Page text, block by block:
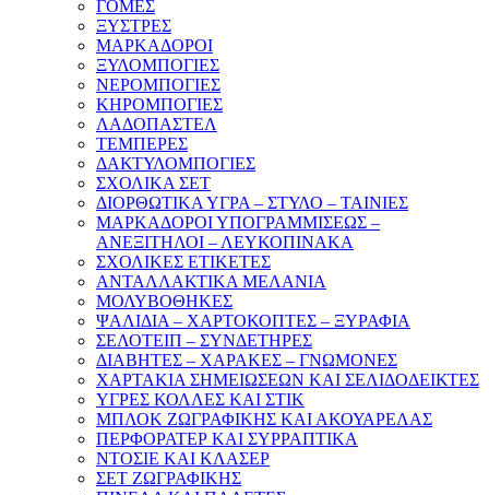
ΓΟΜΕΣ
ΞΥΣΤΡΕΣ
ΜΑΡΚΑΔΟΡΟΙ
ΞΥΛΟΜΠΟΓΙΕΣ
ΝΕΡΟΜΠΟΓΙΕΣ
ΚΗΡΟΜΠΟΓΙΕΣ
ΛΑΔΟΠΑΣΤΕΛ
ΤΕΜΠΕΡΕΣ
ΔΑΚΤΥΛΟΜΠΟΓΙΕΣ
ΣΧΟΛΙΚΑ ΣΕΤ
ΔΙΟΡΘΩΤΙΚΑ ΥΓΡΑ – ΣΤΥΛΟ – ΤΑΙΝΙΕΣ
ΜΑΡΚΑΔΟΡΟΙ ΥΠΟΓΡΑΜΜΙΣΕΩΣ –
ΑΝΕΞΙΤΗΛΟΙ – ΛΕΥΚΟΠΙΝΑΚΑ
ΣΧΟΛΙΚΕΣ ΕΤΙΚΕΤΕΣ
ΑΝΤΑΛΛΑΚΤΙΚΑ ΜΕΛΑΝΙΑ
ΜΟΛΥΒΟΘΗΚΕΣ
ΨΑΛΙΔΙΑ – ΧΑΡΤΟΚΟΠΤΕΣ – ΞΥΡΑΦΙΑ
ΣΕΛΟΤΕΙΠ – ΣΥΝΔΕΤΗΡΕΣ
ΔΙΑΒΗΤΕΣ – ΧΑΡΑΚΕΣ – ΓΝΩΜΟΝΕΣ
ΧΑΡΤΑΚΙΑ ΣΗΜΕΙΩΣΕΩΝ ΚΑΙ ΣΕΛΙΔΟΔΕΙΚΤΕΣ
ΥΓΡΕΣ ΚΟΛΛΕΣ ΚΑΙ ΣΤΙΚ
ΜΠΛΟΚ ΖΩΓΡΑΦΙΚΗΣ ΚΑΙ ΑΚΟΥΑΡΕΛΑΣ
ΠΕΡΦΟΡΑΤΕΡ ΚΑΙ ΣΥΡΡΑΠΤΙΚΑ
ΝΤΟΣΙΕ ΚΑΙ ΚΛΑΣΕΡ
ΣΕΤ ΖΩΓΡΑΦΙΚΗΣ